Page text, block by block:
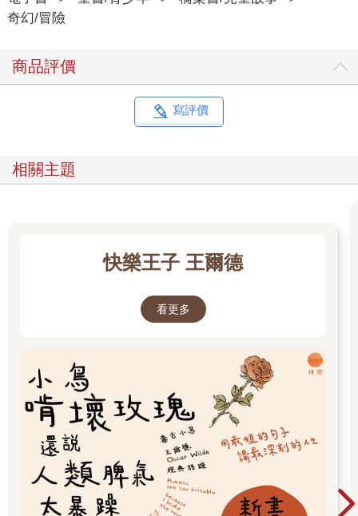
彼特太太大吃一驚，沒想到在古董市集花小錢買的花瓶，竟然是
做過這麼時尚的花瓶！真是驚人的發現！這個花瓶是如假包換的
寶物！」
那天之後，烏洛洛•多尼的花瓶就成為彼特家引以為傲的珍寶，彼
特太太更邀請了很多客人來家裡，向他們炫耀花瓶。
進客廳，就會感到全身不自在。
「喂！你說話啊！」
彼特太太臉色鐵青的指著烏洛洛•多尼的花瓶。
「就在那裡！有幽靈！從花瓶中出現，然後又消失了！」
彼特並不相信，他覺得一定是太太睡迷糊了才會看到幻影。
但是，兩天之後，彼特的女兒也說看到了幽靈。接著，彼特自己
也親眼看到了。
那天晚上，彼特突然感覺客廳裡有人。
「吉拉，你還沒睡嗎？如果你睡不著，要不要我去廚房幫你熱一
杯牛奶？」
彼特以為是太太，於是這麼問，但是他沒有聽到回答，便走去客
廳一看，接著立刻倒吸了一口氣。
他看到一個蒼白的影子！
奇幻/冒險
商品評價
寫評價
相關主題
快樂王子 王爾德
看更多